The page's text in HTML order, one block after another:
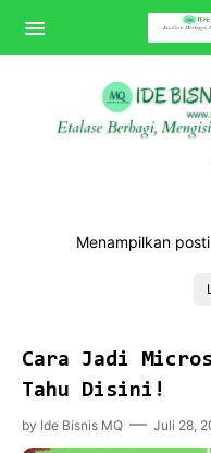
Tips MQ
POV MQ
Menampilkan
Cara Jadi
Tahu Disini!
by Ide Bisnis MQ Juli 28,